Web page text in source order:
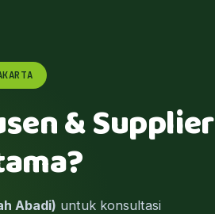
& Supplier
Abadi) untuk konsultasi